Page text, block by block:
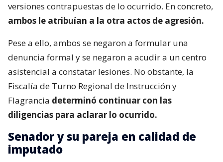
versiones contrapuestas de lo ocurrido. En concreto,
ambos le atribuían a la otra actos de agresión.
Pese a ello, ambos se negaron a formular una
denuncia formal y se negaron a acudir a un centro
asistencial a constatar lesiones. No obstante, la
Fiscalía de Turno Regional de Instrucción y
Flagrancia determinó continuar con las
diligencias para aclarar lo ocurrido.
Senador y su pareja en calidad de
imputado